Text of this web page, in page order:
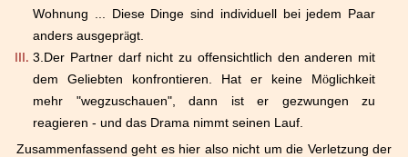
Wohnung ... Diese Dinge sind individuell bei jedem Paar
anders ausgeprägt.
3. Der Partner darf nicht zu offensichtlich den anderen mit
dem Geliebten konfrontieren. Hat er keine Möglichkeit
mehr "wegzuschauen", dann ist er gezwungen zu
reagieren - und das Drama nimmt seinen Lauf.
Zusammenfassend geht es hier also nicht um die Verletzung der